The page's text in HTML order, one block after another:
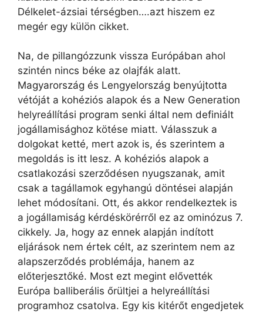
Délkelet-ázsiai térségben….azt hiszem ez
megér egy külön cikket.
Na, de pillangózzunk vissza Európában ahol
szintén nincs béke az olajfák alatt.
Magyarország és Lengyelország benyújtotta
vétóját a kohéziós alapok és a New Generation
helyreállítási program senki által nem definiált
jogállamisághoz kötése miatt. Válasszuk a
dolgokat ketté, mert azok is, és szerintem a
megoldás is itt lesz. A kohéziós alapok a
csatlakozási szerződésen nyugszanak, amit
csak a tagállamok egyhangú döntései alapján
lehet módosítani. Ott, és akkor rendelkeztek is
a jogállamiság kérdéskörérről ez az ominózus 7.
cikkely. Ja, hogy az ennek alapján indított
eljárások nem értek célt, az szerintem nem az
alapszerződés problémája, hanem az
előterjesztőké. Most ezt megint elővették
Európa balliberális őrültjei a helyreállítási
programhoz csatolva. Egy kis kitérőt engedjetek